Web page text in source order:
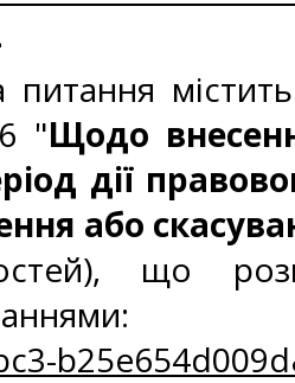
"Щодо
дії
або
що